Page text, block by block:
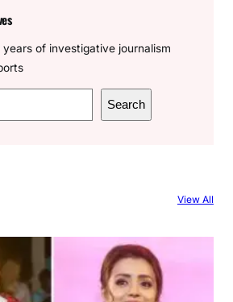
of investigative journalism
Search
View All